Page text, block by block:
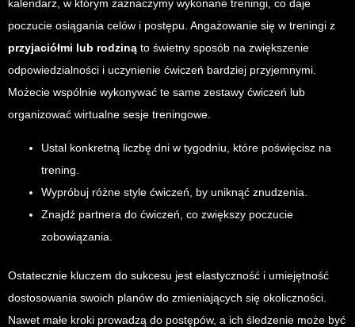
kalendarz, w którym zaznaczymy wykonane treningi, co daje
poczucie osiągania celów i postępu. Angażowanie się w treningi z
przyjaciółmi lub rodziną to świetny sposób na zwiększenie
odpowiedzialności i uczynienie ćwiczeń bardziej przyjemnymi.
Możecie wspólnie wykonywać te same zestawy ćwiczeń lub
organizować wirtualne sesje treningowe.
Ustal konkretną liczbę dni w tygodniu, które poświęcisz na
trening.
Wypróbuj różne style ćwiczeń, by uniknąć znudzenia.
Znajdź partnera do ćwiczeń, co zwiększy poczucie
zobowiązania.
Ostatecznie kluczem do sukcesu jest elastyczność i umiejętność
dostosowania swoich planów do zmieniających się okoliczności.
Nawet małe kroki prowadzą do postępów, a ich śledzenie może być